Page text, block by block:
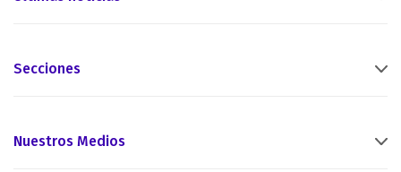
Secciones
Nuestros Medios